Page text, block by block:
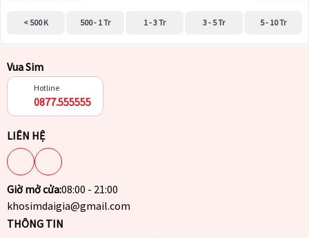
< 500 K 500 - 1 Tr 1 - 3 Tr 3 - 5 Tr 5 - 10 Tr
Vua Sim
Hotline
0877.555555
LIÊN HỆ
Giờ mở cửa:08:00 - 21:00
khosimdaigia@gmail.com
THÔNG TIN